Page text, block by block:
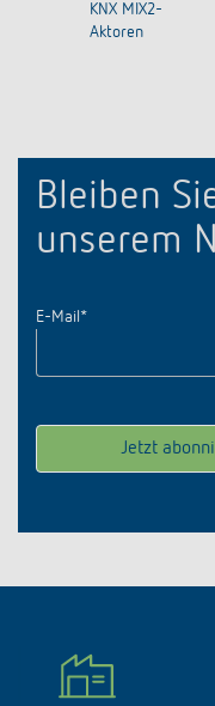
KNX MIX2-
Aktoren
Bleiben
unserem
E-Mail *